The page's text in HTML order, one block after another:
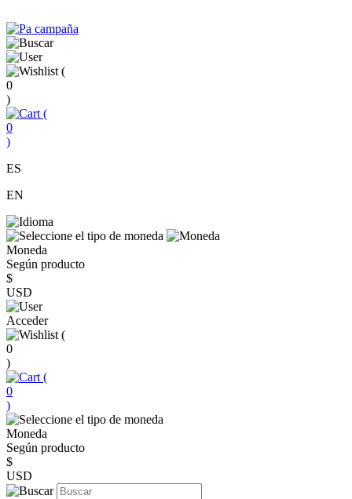
(
0
)
(
0
)
ES
EN
Moneda
Según producto
$
USD
Acceder
(
0
)
(
0
)
Moneda
Según producto
$
USD